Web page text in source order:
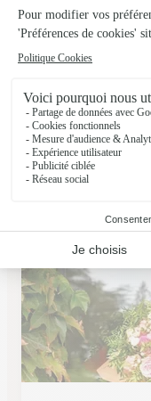
Isa Flore
Frevent
★★★ ★★4.5 (28)
Voir la boutique